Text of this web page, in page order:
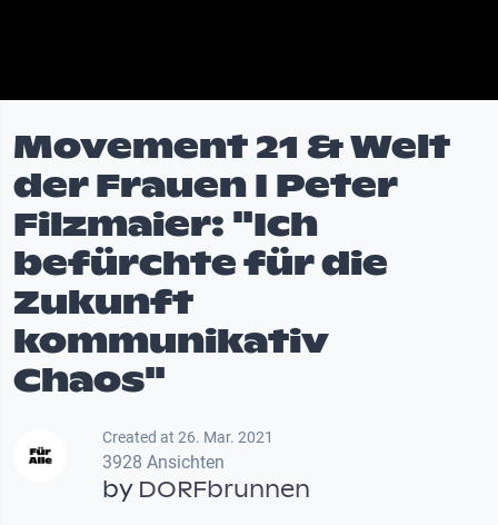
Movement 21 & Welt
der Frauen I Peter
Filzmaier: "Ich
befürchte für die
Zukunft
kommunikativ
Chaos"
Created at 26. Mar. 2021
3928 Ansichten
by DORFbrunnen